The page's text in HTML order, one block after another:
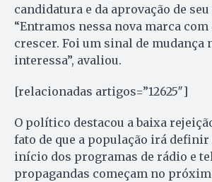
candidatura e da aprovação de seu
“Entramos nessa nova marca com
crescer. Foi um sinal de mudança
interessa”, avaliou.
[relacionadas artigos=”12625″]
O político destacou a baixa
fato de que a população irá definir
início dos programas de rádio e
propagandas começam no